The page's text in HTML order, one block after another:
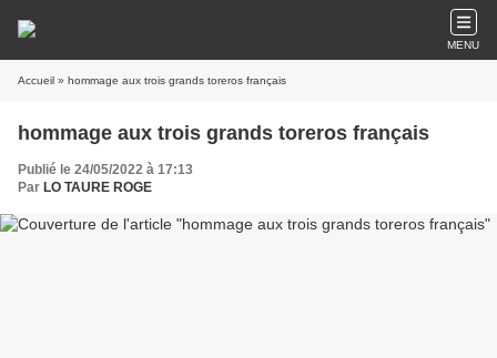
MENU
Accueil » hommage aux trois grands toreros français
hommage aux trois grands toreros français
Publié le 24/05/2022 à 17:13
Par LO TAURE ROGE